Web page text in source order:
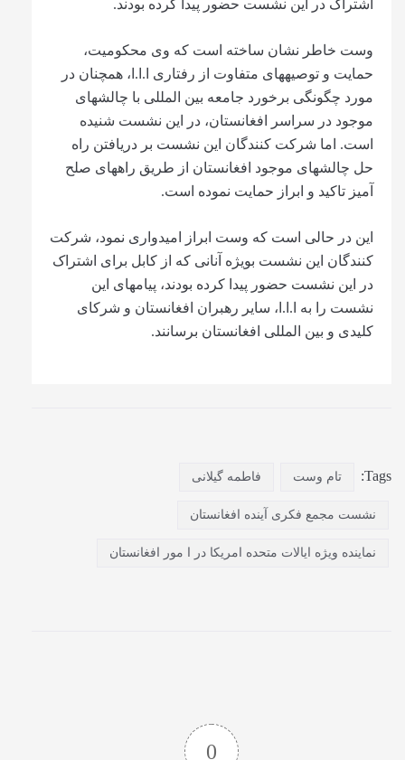
اشتراک در این نشست حضور پیدا کرده بودند.
وست خاطر نشان ساخته است که وی محکومیت،
حمایت و توصیه‏های متفاوت از رفتاری ا.ا.ا، هم‏چنان در
مورد چگونگی برخورد جامعه بین المللی با چالش‏های
موجود در سراسر افغانستان، در این نشست شنیده
است. اما شرکت کنندگان این نشست بر دریافتن راه
حل چالش‏های موجود افغانستان از طریق راه‎های صلح
آمیز تاکید و ابراز حمایت نموده است.
این در حالی است که وست ابراز امیدواری نمود، شرکت
کنندگان این نشست بویژه آنانی که از کابل برای اشتراک
در این نشست حضور پیدا کرده بودند، پیام‎های این
نشست را به ا.ا.ا، سایر رهبران افغانستان و شرکای
کلیدی و بین المللی افغانستان برسانند.
Tags: تام وست فاطمه گیلانی
نشست مجمع فکری آینده افغانستان
نماینده ویژه ایالات متحده امریکا در ا مور افغانستان
0